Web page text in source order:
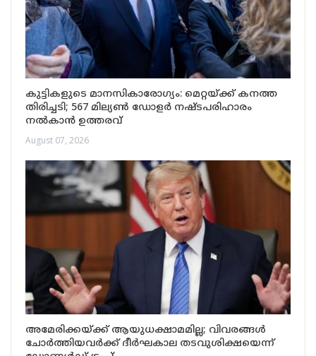
കുട്ടികളുടെ മാനസികാരോഗ്യം: മെറ്റയ്ക്ക് കനത്ത
തിരിച്ചടി; 567 മില്യൺ ഡോളർ നഷ്ടപരിഹാരം
നൽകാൻ ഉത്തരവ്
August 07, 2026
അമേരിക്കയ്ക്ക് ആയുധക്ഷാമമില്ല; വിവരങ്ങൾ
ചോർത്തിയവർക്ക് ദീർഘകാല തടവുശിക്ഷയെന്ന്